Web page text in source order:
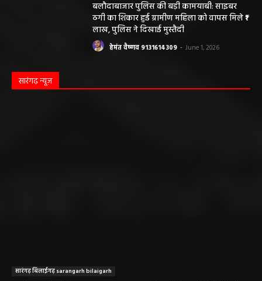
बलौदाबाजार पुलिस की बड़ी कामयाबी: साइबर
ठगी का शिकार हुई ग्रामीण महिला को वापस मिले ₹1
लाख, पुलिस ने दिखाई मुस्तैदी
हेमंत वैष्णव 9131614309 - June 1, 2026
सारंगढ़ न्यूज़
सारंगढ़ बिलाईगढ़ sarangarh bilaigarh